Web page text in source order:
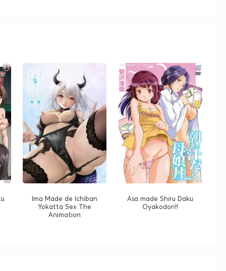
Ima Made de Ichiban
Yokatta Sex The
Animation
Asa made Shiru Daku
Oyakodon!!